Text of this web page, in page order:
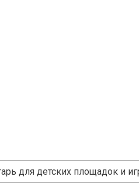
для детских площадок и